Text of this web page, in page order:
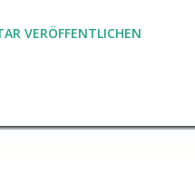
kann es zu nicht
ihrer Mitglieder. Dafür
noch im Dunkeln zu
VERÖFFENTLICHEN